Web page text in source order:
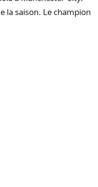
la saison. Le champion